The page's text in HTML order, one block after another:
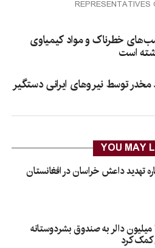
REPRESENTATIVES
خطرناک و مواد کیمیاوی
است
مخدر توسط نیروهای ایرانی دستگیر
YOU MAY
تهدید داعش خراسان در افغانستان
کویت ۲.۵ میلیون دالر به صندوق بشردوستانه
کمک کرد